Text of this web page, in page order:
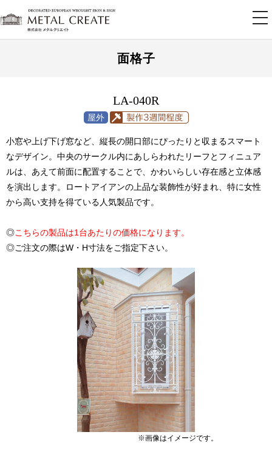
面格子
LA-040R
小窓や上げ下げ窓など、縦長の開口部にぴったりと収まるスマート
なデザイン。中央のサークル内にあしらわれたリーフとフィニュア
ルは、あえて前面に配置することで、かわいらしい存在感と立体感
を演出します。ロートアイアンの上品な装飾性が好まれ、特に女性
から高い支持を得ている人気製品です。
◎こちらの製品は1台あたりの価格になります。
◎ご注文の際はW・H寸法をご指定下さい。
※画像はイメージです。